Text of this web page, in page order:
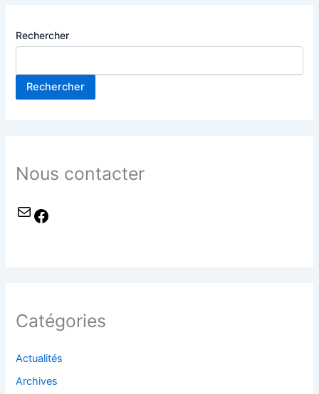
Rechercher
Rechercher
Nous contacter
Catégories
Actualités
Archives